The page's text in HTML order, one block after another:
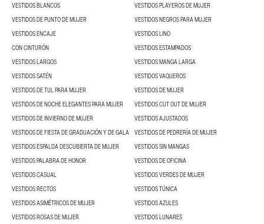
VESTIDOS BLANCOS
VESTIDOS PLAYEROS DE MUJER
VESTIDOS DE PUNTO DE MUJER
VESTIDOS NEGROS PARA MUJER
VESTIDOS ENCAJE
VESTIDOS LINO
CON CINTURÓN
VESTIDOS ESTAMPADOS
VESTIDOS LARGOS
VESTIDOS MANGA LARGA
VESTIDOS SATÉN
VESTIDOS VAQUEROS
VESTIDOS DE TUL PARA MUJER
VESTIDOS DE MUJER
VESTIDOS DE NOCHE ELEGANTES PARA MUJER
VESTIDOS CUT OUT DE MUJER
VESTIDOS DE INVIERNO DE MUJER
VESTIDOS AJUSTADOS
VESTIDOS DE FIESTA DE GRADUACIÓN Y DE GALA VESTIDOS DE PEDRERÍA DE MUJER
VESTIDOS ESPALDA DESCUBIERTA DE MUJER
VESTIDOS SIN MANGAS
VESTIDOS PALABRA DE HONOR
VESTIDOS DE OFICINA
VESTIDOS CASUAL
VESTIDOS VERDES DE MUJER
VESTIDOS RECTOS
VESTIDOS TÚNICA
VESTIDOS ASIMÉTRICOS DE MUJER
VESTIDOS AZULES
VESTIDOS ROSAS DE MUJER
VESTIDOS LUNARES